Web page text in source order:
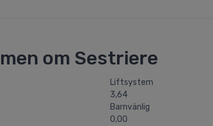
om Sestriere
Liftsystem
3,64
Barnvänlig
0,00